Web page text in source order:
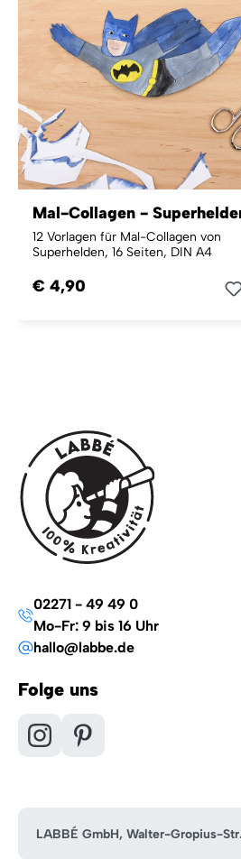
Mal-Collagen -
12 Vorlagen für Mal-Collagen von
Superhelden, 16 Seiten, DIN A4
€ 4,90
02271 - 49 49 0
Mo-Fr: 9 bis 16 Uhr
hallo@labbe.de
Folge uns
LABBÉ GmbH, Walter-Gropius-